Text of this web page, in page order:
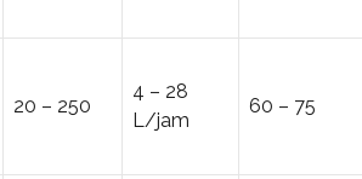
20 – 250
4 – 28
L/jam
60 – 75